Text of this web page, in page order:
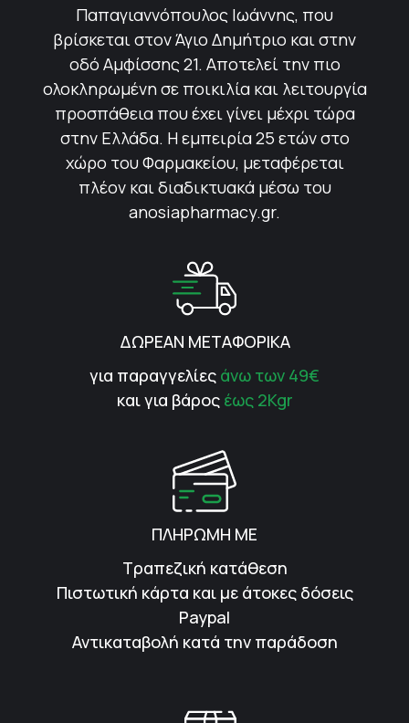
Παπαγιαννόπουλος Ιωάννης, που
βρίσκεται στον Άγιο Δημήτριο και στην
οδό Αμφίσσης 21. Αποτελεί την πιο
ολοκληρωμένη σε ποικιλία και λειτουργία
προσπάθεια που έχει γίνει μέχρι τώρα
στην Ελλάδα. Η εμπειρία 25 ετών στο
χώρο του Φαρμακείου, μεταφέρεται
πλέον και διαδικτυακά μέσω του
anosiapharmacy.gr.
ΔΩΡΕΑΝ ΜΕΤΑΦΟΡΙΚΑ
για παραγγελίες άνω των 49€
και για βάρος έως 2Kgr
ΠΛΗΡΩΜΗ ΜΕ
Τραπεζική κατάθεση
Πιστωτική κάρτα και με άτοκες δόσεις
Paypal
Αντικαταβολή κατά την παράδοση